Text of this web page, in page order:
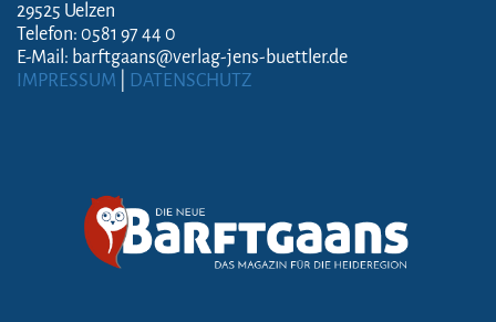
29525 Uelzen
Telefon: 0581 97 44 0
E-Mail: barftgaans@verlag-jens-buettler.de
IMPRESSUM
DATENSCHUTZ